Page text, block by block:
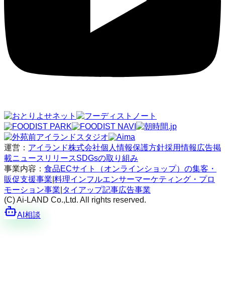
運営： アイランド株式会社個人情報保護方針採用情報 広告掲
載ニュースリリースSDGsの取り組み
事業内容： 食品ECサイト（オンラインショップ）の集客・
販促支援事業 料理インフルエンサーマーケティング・プロ
モーション事業 タイアップ記事広告事業
(C) Ai-LAND Co.,Ltd. All rights reserved.
AI相談